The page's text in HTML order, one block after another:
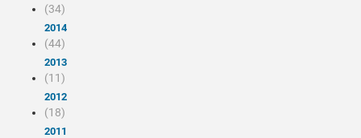
(34)
2014
(44)
2013
(11)
2012
(18)
2011